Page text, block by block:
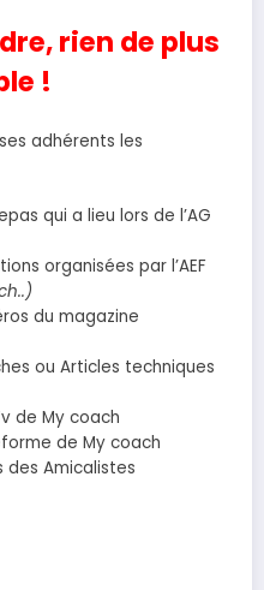
rien de plus
!
adhérents les
qui a lieu lors de l’AG
organisées par l’AEF
du magazine
ou Articles techniques
de My coach
de My coach
des Amicalistes